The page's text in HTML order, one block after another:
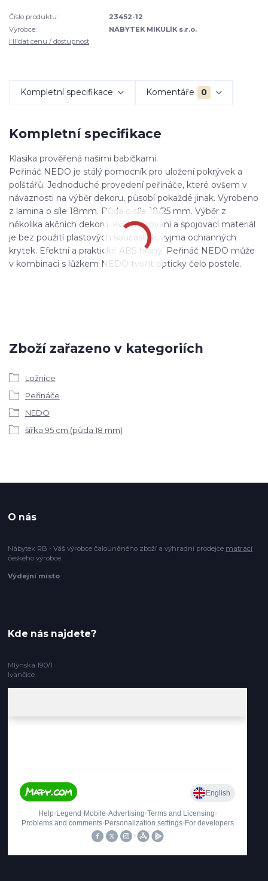
Číslo produktu:
23452-12
Výrobce:
NÁBYTEK MIKULÍK s.r.o.
Hlídat cenu / dostupnost
Kompletní specifikace Komentáře 0
Kompletní specifikace
Klasika prověřená našimi babičkami.
Peřináč NEDO je stálý pomocník pro uložení pokrývek a
polštářů. Jednoduché provedení peřináče, které ovšem v
návaznosti na výběr dekoru, působí pokaždé jinak. Vyrobeno
z lamina o síle 18mm. Půda o síle 18/25 mm. Výběr z
několika akčních dekorů. Kvalitní kování a spojovací materiál
je bez použití plastových součástek, vyjma ochranných
krytek. Efektní a praktické ABS hrany. Peřináč NEDO může
v kombinaci s lůžkem NEDO tvořit opticky čelo postele.
Zboží zařazeno v kategoriích
Ložnice
Peřináče
NEDO
šířka 95 cm (půda 18 mm)
O nás
Nábytek RB - Váš výrobce čalouněného zboží a výhradní prodejce matrací
českého výrobce.
Výdejní místo
Kde nás najdete?
Mlýnská 190/1
Ivančice